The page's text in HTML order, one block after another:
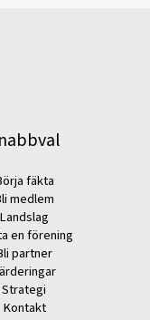
fäkta
medlem
Landslag
en förening
partner
Strategi
Kontakt